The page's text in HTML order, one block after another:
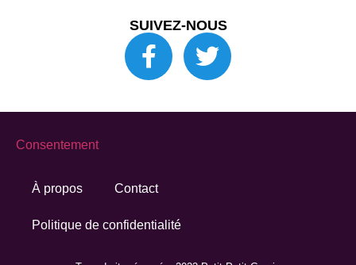
SUIVEZ-NOUS
À propos Contact
Politique de confidentialité
Consentement